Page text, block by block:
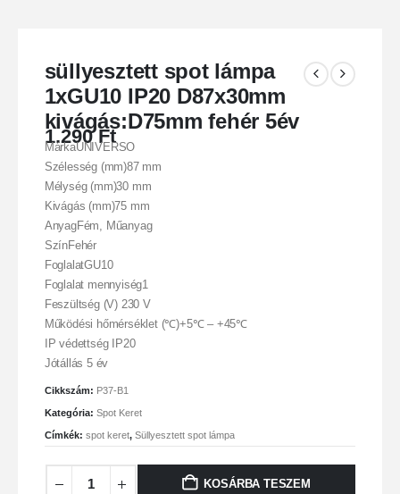
süllyesztett spot lámpa
1xGU10 IP20 D87x30mm
kivágás:D75mm fehér 5év
1.290Ft
MárkaUNIVERSO
Szélesség (mm)87 mm
Mélység (mm)30 mm
Kivágás (mm)75 mm
AnyagFém, Műanyag
SzínFehér
FoglalatGU10
Foglalat mennyiség1
Feszültség (V) 230 V
Működési hőmérséklet (℃)+5℃ – +45℃
IP védettség IP20
Jótállás 5 év
Cikkszám: P37-B1
Kategória: Spot Keret
Címkék: spot keret, Süllyesztett spot lámpa
KOSÁRBA TESZEM